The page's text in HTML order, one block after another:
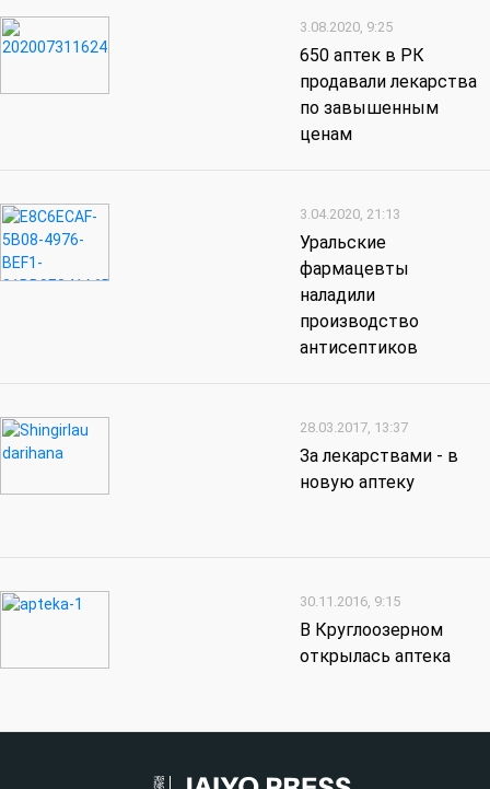
3.08.2020, 9:25
650 аптек в РК
продавали лекарства
по завышенным
ценам
3.04.2020, 21:13
Уральские
фармацевты
наладили
производство
антисептиков
28.03.2017, 13:37
За лекарствами - в
новую аптеку
30.11.2016, 9:15
В Круглоозерном
открылась аптека